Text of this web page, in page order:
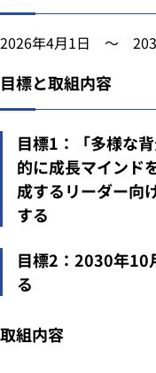
2026年4月1日 ～
目標と取組内容
目標1：
「多様な
的に成長マインド
成するリーダー向
する
目標2： 2030年10
る
取組内容